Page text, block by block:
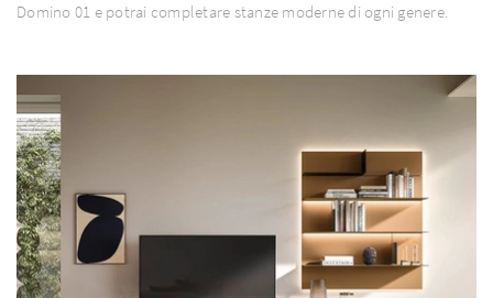
Domino 01 e potrai completare stanze moderne di ogni genere.